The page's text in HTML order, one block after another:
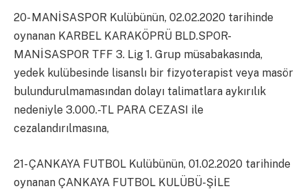
20- MANİSASPOR Kulübünün, 02.02.2020 tarihinde
oynanan KARBEL KARAKÖPRÜ BLD.SPOR-
MANİSASPOR TFF 3. Lig 1. Grup müsabakasında,
yedek kulübesinde lisanslı bir fizyoterapist veya masör
bulundurulmamasından dolayı talimatlara aykırılık
nedeniyle 3.000.-TL PARA CEZASI ile
cezalandırılmasına,
21- ÇANKAYA FUTBOL Kulübünün, 01.02.2020 tarihinde
oynanan ÇANKAYA FUTBOL KULÜBÜ-ŞİLE